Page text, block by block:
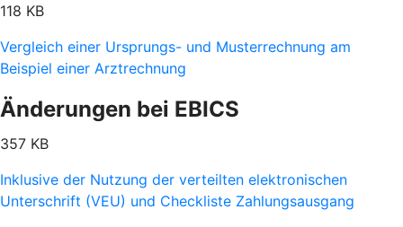
118 KB
Vergleich einer Ursprungs- und Musterrechnung am
Beispiel einer Arztrechnung
Änderungen bei EBICS
357 KB
Inklusive der Nutzung der verteilten elektronischen
Unterschrift (VEU) und Checkliste Zahlungsausgang